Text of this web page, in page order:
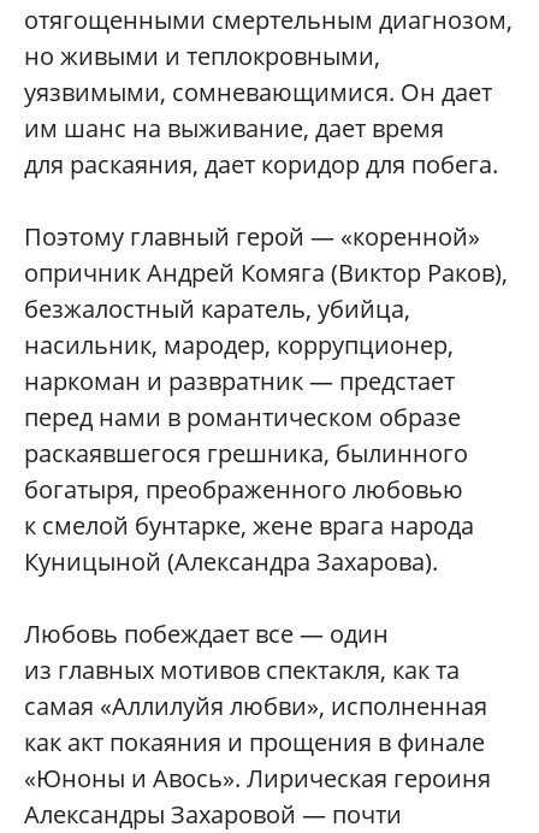
отягощенными смертельным диагнозом,
но живыми и теплокровными,
уязвимыми, сомневающимися. Он дает
им шанс на выживание, дает время
для раскаяния, дает коридор для побега.
Поэтому главный герой — «коренной»
опричник Андрей Комяга (Виктор Раков),
безжалостный каратель, убийца,
насильник, мародер, коррупционер,
наркоман и развратник — предстает
перед нами в романтическом образе
раскаявшегося грешника, былинного
богатыря, преображенного любовью
к смелой бунтарке, жене врага народа
Куницыной (Александра Захарова).
Любовь побеждает все — один
из главных мотивов спектакля, как та
самая «Аллилуйя любви», исполненная
как акт покаяния и прощения в финале
«Юноны и Авось». Лирическая героиня
Александры Захаровой — почти